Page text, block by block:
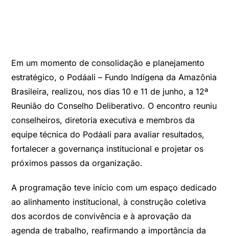
Em um momento de consolidação e planejamento
estratégico, o Podáali – Fundo Indígena da Amazônia
Brasileira, realizou, nos dias 10 e 11 de junho, a 12ª
Reunião do Conselho Deliberativo. O encontro reuniu
conselheiros, diretoria executiva e membros da
equipe técnica do Podáali para avaliar resultados,
fortalecer a governança institucional e projetar os
próximos passos da organização.
A programação teve início com um espaço dedicado
ao alinhamento institucional, à construção coletiva
dos acordos de convivência e à aprovação da
agenda de trabalho, reafirmando a importância da